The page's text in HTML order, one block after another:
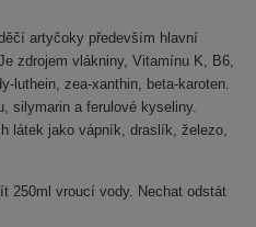
artyčoky především hlavní
zdrojem vlákniny, Vitamínu K, B6,
luthein, zea-xanthin, beta-karoten.
silymarin a ferulové kyseliny.
látek jako vápník, draslík, železo,
250ml vroucí vody. Nechat odstát